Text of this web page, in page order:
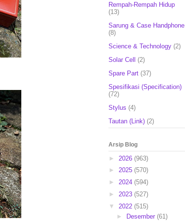
Rempah-Rempah Hidup
(13)
Sarung & Case Handphone
(8)
Science & Technology (2)
Solar Cell (2)
Spare Part (37)
Spesifikasi (Specification)
(72)
Stylus (4)
Tautan (Link) (2)
Arsip Blog
► 2026 (963)
► 2025 (570)
► 2024 (594)
► 2023 (527)
▼ 2022 (515)
►
Desember (61)